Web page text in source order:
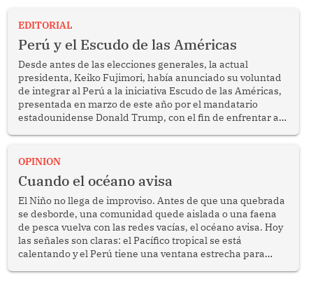
EDITORIAL
Perú y el Escudo de las Américas
Desde antes de las elecciones generales, la actual
presidenta, Keiko Fujimori, había anunciado su voluntad
de integrar al Perú a la iniciativa Escudo de las Américas,
presentada en marzo de este año por el mandatario
estadounidense Donald Trump, con el fin de enfrentar al
OPINION
Cuando el océano avisa
El Niño no llega de improviso. Antes de que una quebrada
se desborde, una comunidad quede aislada o una faena
de pesca vuelva con las redes vacías, el océano avisa. Hoy
las señales son claras: el Pacífico tropical se está
calentando y el Perú tiene una ventana estrecha para